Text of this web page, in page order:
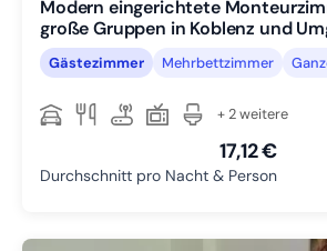
Modern eingerichtete
große Gruppen in Koblenz und
Gästezimmer Mehrbettzimmer
+ 2 weitere
17,12 €
Durchschnitt pro Nacht & Person